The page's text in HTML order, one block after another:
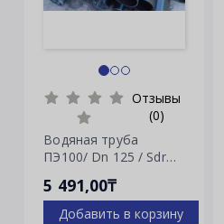
Отзывы
(0)
Водяная труба
ПЭ100/ Dn 125 / Sdr
5 491,00₸
Добавить в корзину